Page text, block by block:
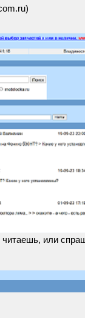
читаешь, или